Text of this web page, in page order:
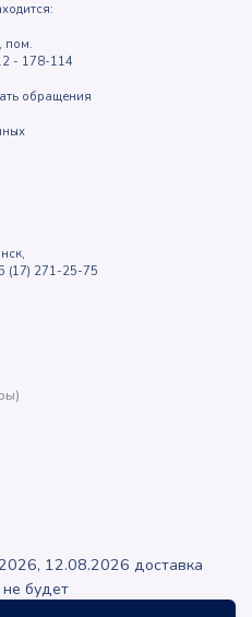
пом.
- 178-114
обращения
(17) 271-25-75
12.08.2026 доставка
будет